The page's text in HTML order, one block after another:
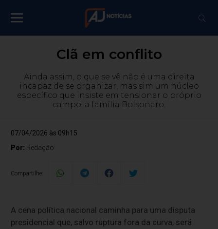
Clã em conflito
Ainda assim, o que se vê não é uma direita
incapaz de se organizar, mas sim um núcleo
específico que insiste em tensionar o próprio
campo: a família Bolsonaro.
07/04/2026 às 09h15
Por: Redação
Compartilhe:
A cena política nacional caminha para uma disputa
presidencial que, salvo ruptura fora da curva, será